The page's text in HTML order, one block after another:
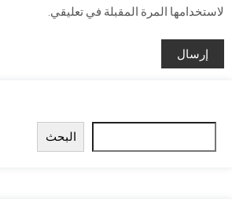
لاستخدامها المرة المقبلة في تعليقي.
البحث